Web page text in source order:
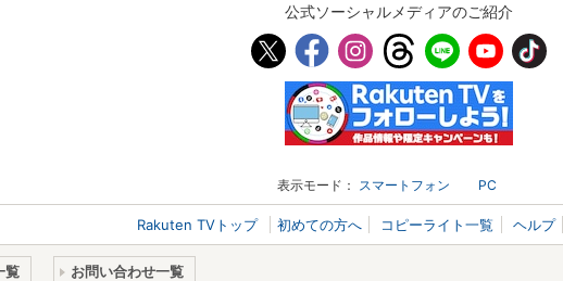
公式ソーシャルメディアのご紹介
表示モード： スマートフォン PC
Rakuten TVトップ 初めての方へ コピーライト一覧 ヘルプ
覧 お問い合わせ一覧